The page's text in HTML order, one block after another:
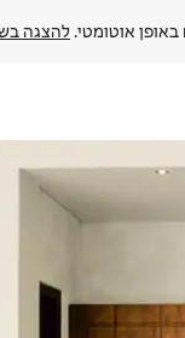
אוטומטי. להצגה